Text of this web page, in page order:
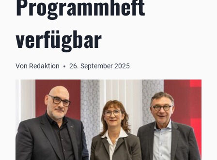
verfügbar
Von Redaktion 26. September 2025